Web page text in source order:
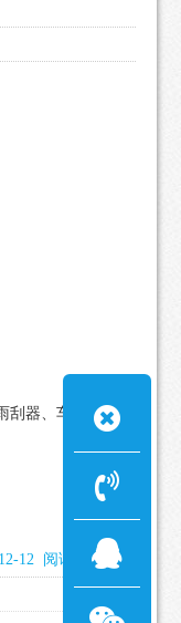
刮器、车内暖
12 阅读：1500次